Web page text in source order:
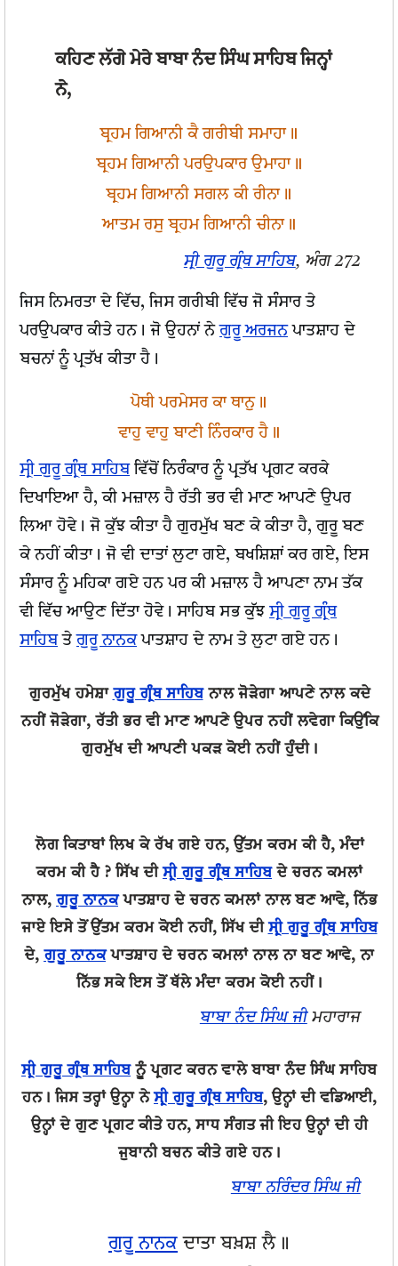
ਕਹਿਣ ਲੱਗੇ ਮੇਰੇ ਬਾਬਾ ਨੰਦ ਸਿੰਘ ਸਾਹਿਬ ਜਿਨ੍ਹਾਂ
ਨੇ,
ਬ੍ਰਹਮ ਗਿਆਨੀ ਕੈ ਗਰੀਬੀ ਸਮਾਹਾ॥
ਬ੍ਰਹਮ ਗਿਆਨੀ ਪਰਉਪਕਾਰ ਉਮਾਹਾ॥
ਬ੍ਰਹਮ ਗਿਆਨੀ ਸਗਲ ਕੀ ਰੀਨਾ॥
ਆਤਮ ਰਸੁ ਬ੍ਰਹਮ ਗਿਆਨੀ ਚੀਨਾ॥
ਸ੍ਰੀ ਗੁਰੂ ਗ੍ਰੰਥ ਸਾਹਿਬ, ਅੰਗ 272
ਜਿਸ ਨਿਮਰਤਾ ਦੇ ਵਿੱਚ, ਜਿਸ ਗਰੀਬੀ ਵਿੱਚ ਜੋ ਸੰਸਾਰ ਤੇ
ਪਰਉਪਕਾਰ ਕੀਤੇ ਹਨ। ਜੋ ਉਹਨਾਂ ਨੇਗੁਰੂ ਅਰਜਨਪਾਤਸ਼ਾਹ ਦੇ
ਬਚਨਾਂ ਨੂੰ ਪ੍ਰਤੱਖ ਕੀਤਾ ਹੈ।
ਪੋਥੀ ਪਰਮੇਸਰ ਕਾ ਥਾਨੁ॥
ਵਾਹੁ ਵਾਹੁ ਬਾਣੀ ਨਿੰਰਕਾਰ ਹੈ॥
ਸ੍ਰੀ ਗੁਰੂ ਗ੍ਰੰਥ ਸਾਹਿਬਵਿੱਚੋਂ ਨਿਰੰਕਾਰ ਨੂੰ ਪ੍ਰਤੱਖ ਪ੍ਰਗਟ ਕਰਕੇ
ਦਿਖਾਇਆ ਹੈ, ਕੀ ਮਜ਼ਾਲ ਹੈ ਰੱਤੀ ਭਰ ਵੀ ਮਾਣ ਆਪਣੇ ਉਪਰ
ਲਿਆ ਹੋਵੇ। ਜੋ ਕੁੱਝ ਕੀਤਾ ਹੈ ਗੁਰਮੁੱਖ ਬਣ ਕੇ ਕੀਤਾ ਹੈ, ਗੁਰੂ ਬਣ
ਕੇ ਨਹੀਂ ਕੀਤਾ। ਜੋ ਵੀ ਦਾਤਾਂ ਲੁਟਾ ਗਏ, ਬਖਸ਼ਿਸ਼ਾਂ ਕਰ ਗਏ, ਇਸ
ਸੰਸਾਰ ਨੂੰ ਮਹਿਕਾ ਗਏ ਹਨ ਪਰ ਕੀ ਮਜ਼ਾਲ ਹੈ ਆਪਣਾ ਨਾਮ ਤੱਕ
ਵੀ ਵਿੱਚ ਆਉਣ ਦਿੱਤਾ ਹੋਵੇ। ਸਾਹਿਬ ਸਭ ਕੁੱਝ ਸ੍ਰੀ ਗੁਰੂ ਗ੍ਰੰਥ
ਸਾਹਿਬਤੇਗੁਰੂ ਨਾਨਕਪਾਤਸ਼ਾਹ ਦੇ ਨਾਮ ਤੇ ਲੁਟਾ ਗਏ ਹਨ।
ਗੁਰਮੁੱਖ ਹਮੇਸ਼ਾ ਗੁਰੂ ਗ੍ਰੰਥ ਸਾਹਿਬਨਾਲ ਜੋੜੇਗਾ ਆਪਣੇ ਨਾਲ ਕਦੇ
ਨਹੀਂ ਜੋੜੇਗਾ, ਰੱਤੀ ਭਰ ਵੀ ਮਾਣ ਆਪਣੇ ਉਪਰ ਨਹੀਂ ਲਵੇਗਾ ਕਿਉਂਕਿ
ਗੁਰਮੁੱਖ ਦੀ ਆਪਣੀ ਪਕੜ ਕੋਈ ਨਹੀਂ ਹੁੰਦੀ।
ਲੋਗ ਕਿਤਾਬਾਂ ਲਿਖ ਕੇ ਰੱਖ ਗਏ ਹਨ, ਉੱਤਮ ਕਰਮ ਕੀ ਹੈ, ਮੰਦਾਂ
ਕਰਮ ਕੀ ਹੈ ? ਸਿੱਖ ਦੀਸ੍ਰੀ ਗੁਰੂ ਗ੍ਰੰਥ ਸਾਹਿਬਦੇ ਚਰਨ ਕਮਲਾਂ
ਨਾਲ, ਗੁਰੂ ਨਾਨਕਪਾਤਸ਼ਾਹ ਦੇ ਚਰਨ ਕਮਲਾਂ ਨਾਲ ਬਣ ਆਵੇ, ਨਿੱਭ
ਜਾਏ ਇਸੇ ਤੋਂ ਉੱਤਮ ਕਰਮ ਕੋਈ ਨਹੀਂ, ਸਿੱਖ ਦੀਸ੍ਰੀ ਗੁਰੂ ਗ੍ਰੰਥ ਸਾਹਿਬ
ਦੇ, ਗੁਰੂ ਨਾਨਕਪਾਤਸ਼ਾਹ ਦੇ ਚਰਨ ਕਮਲਾਂ ਨਾਲ ਨਾ ਬਣ ਆਵੇ, ਨਾ
ਨਿੱਭ ਸਕੇ ਇਸ ਤੋਂ ਥੱਲੇ ਮੰਦਾ ਕਰਮ ਕੋਈ ਨਹੀਂ।
ਬਾਬਾ ਨੰਦ ਸਿੰਘ ਜੀਮਹਾਰਾਜ
ਸ੍ਰੀ ਗੁਰੂ ਗ੍ਰੰਥ ਸਾਹਿਬਨੂੰ ਪ੍ਰਗਟ ਕਰਨ ਵਾਲੇ ਬਾਬਾ ਨੰਦ ਸਿੰਘ ਸਾਹਿਬ
ਹਨ। ਜਿਸ ਤਰ੍ਹਾਂ ਉਨ੍ਹਾ ਨੇਸ੍ਰੀ ਗੁਰੂ ਗ੍ਰੰਥ ਸਾਹਿਬ, ਉਨ੍ਹਾਂ ਦੀ ਵਡਿਆਈ,
ਉਨ੍ਹਾਂ ਦੇ ਗੁਣ ਪ੍ਰਗਟ ਕੀਤੇ ਹਨ, ਸਾਧ ਸੰਗਤ ਜੀ ਇਹ ਉਨ੍ਹਾਂ ਦੀ ਹੀ
ਜੁਬਾਨੀ ਬਚਨ ਕੀਤੇ ਗਏ ਹਨ।
ਬਾਬਾ ਨਰਿੰਦਰ ਸਿੰਘ ਜੀ
ਗੁਰੂ ਨਾਨਕ ਦਾਤਾ ਬਖ਼ਸ਼ ਲੈ॥